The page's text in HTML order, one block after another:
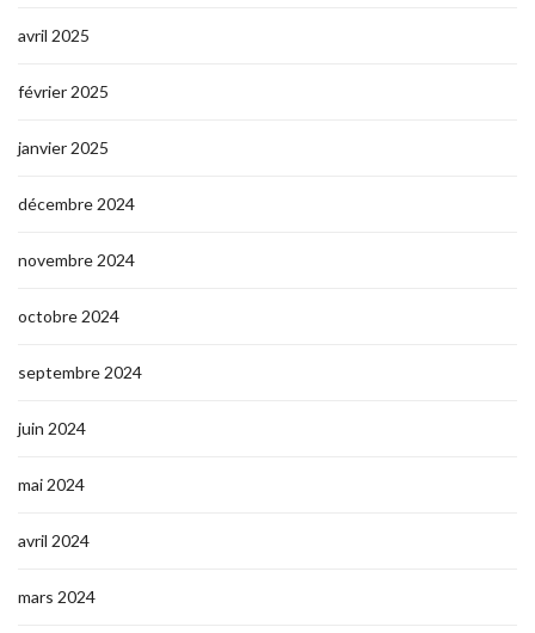
avril 2025
février 2025
janvier 2025
décembre 2024
novembre 2024
octobre 2024
septembre 2024
juin 2024
mai 2024
avril 2024
mars 2024